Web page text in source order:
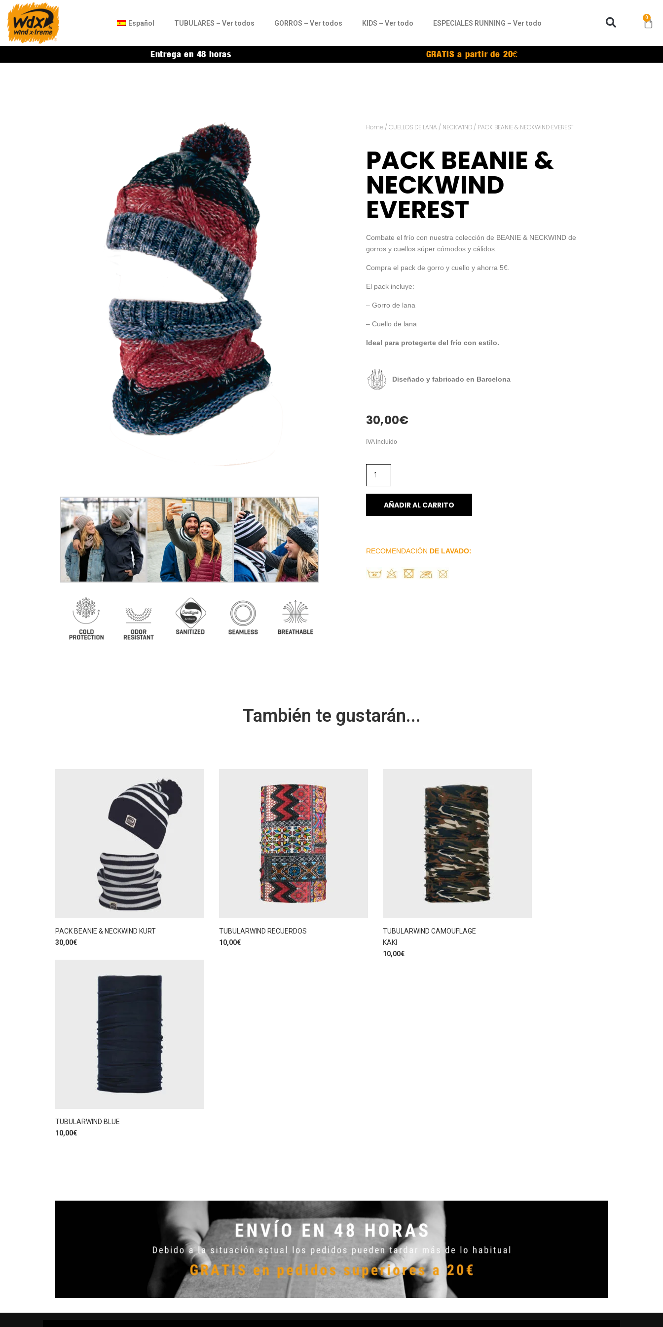
Español TUBULARES – Ver todos GORROS – Ver todos KIDS – Ver todo ESPECIALES RUNNING – Ver todo
0
Entrega en 48 horas GRATIS a partir de 20€
Home / CUELLOS DE LANA / NECKWIND / PACK BEANIE & NECKWIND EVEREST
PACK BEANIE &
NECKWIND
EVEREST
Combate el frío con nuestra colección de BEANIE & NECKWIND de
gorros y cuellos súper cómodos y cálidos.
Compra el pack de gorro y cuello y ahorra 5€.
El pack incluye:
– Gorro de lana
– Cuello de lana
Ideal para protegerte del frío con estilo.
Diseñado y fabricado en Barcelona
30,00€
IVA Incluído
AÑADIR AL CARRITO
RECOMENDACIÓN DE LAVADO:
También te gustarán...
PACK BEANIE & NECKWIND KURT
30,00€
TUBULARWIND RECUERDOS
10,00€
TUBULARWIND CAMOUFLAGE
KAKI
10,00€
TUBULARWIND BLUE
10,00€